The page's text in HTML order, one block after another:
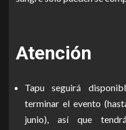
Atención
Tapu seguirá
terminar el evento
junio), así que